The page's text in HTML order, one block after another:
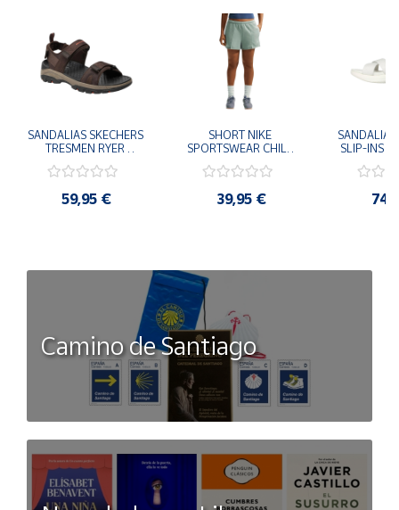
SANDALIAS SKECHERS
TRESMEN RYER
205112-CHOC
COMODAS
59,95 €
SHORT NIKE
SPORTSWEAR CHILL
006 PANTALONES
39,95 €
SANDALIAS
SLIP-INS
Camino de Santiago